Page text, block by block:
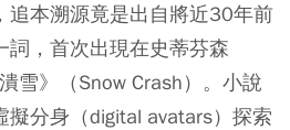
追本溯源竟是出自將近30年前
詞，首次出現在史蒂芬森
雪》（Snow Crash）。小說
擬分身（digital avatars）探索